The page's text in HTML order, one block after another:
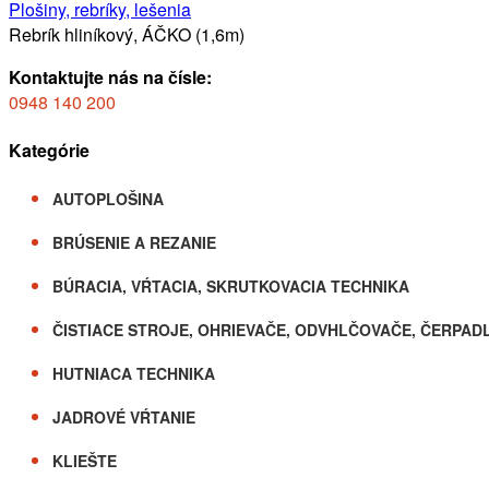
Plošiny, rebríky, lešenia
Rebrík hliníkový, ÁČKO (1,6m)
Kontaktujte nás na čísle:
0948 140 200
Kategórie
AUTOPLOŠINA
BRÚSENIE A REZANIE
BÚRACIA, VŔTACIA, SKRUTKOVACIA TECHNIKA
ČISTIACE STROJE, OHRIEVAČE, ODVHLČOVAČE,
HUTNIACA TECHNIKA
JADROVÉ VŔTANIE
KLIEŠTE